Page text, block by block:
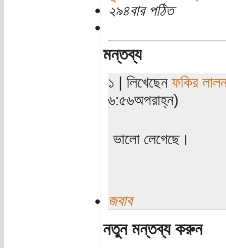
২৯৪বার পঠিত
মন্তব্য
১ | লিখেছেন ফকির
৬:৫৬অপরাহ্ন)
ভালো লেগেছে।
জবাব
নতুন মন্তব্য করুন